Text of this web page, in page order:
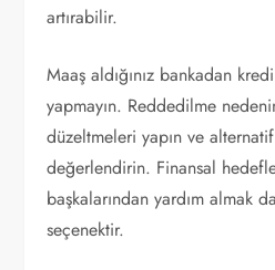
artırabilir.
Maaş aldığınız bankadan
yapmayın. Reddedilme
düzeltmeleri yapın ve
değerlendirin. Finansal
başkalarından yardım almak
seçenektir.